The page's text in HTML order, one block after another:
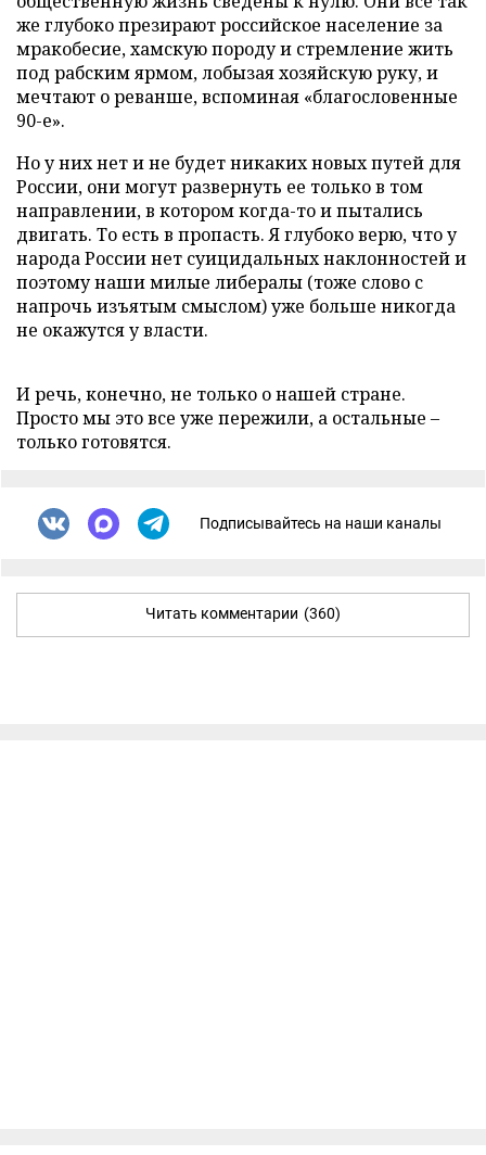
же глубоко презирают российское население за
мракобесие, хамскую породу и стремление жить
под рабским ярмом, лобызая хозяйскую руку, и
мечтают о реванше, вспоминая «благословенные
90-е».
Но у них нет и не будет никаких новых путей для
России, они могут развернуть ее только в том
направлении, в котором когда-то и пытались
двигать. То есть в пропасть. Я глубоко верю, что у
народа России нет суицидальных наклонностей и
поэтому наши милые либералы (тоже слово с
напрочь изъятым смыслом) уже больше никогда
не окажутся у власти.
И речь, конечно, не только о нашей стране.
Просто мы это все уже пережили, а остальные –
только готовятся.
Подписывайтесь на наши каналы
Читать комментарии (360)